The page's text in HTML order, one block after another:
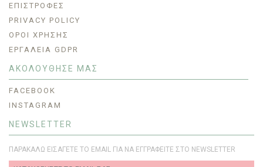
ΕΠΙΣΤΡΟΦΈΣ
PRIVACY POLICY
ΟΡΟΙ ΧΡΗΣΗΣ
ΕΡΓΑΛΕΊΑ GDPR
ΑΚΟΛΟΥΘΗΣΕ ΜΑΣ
FACEBOOK
INSTAGRAM
NEWSLETTER
ΠΑΡΑΚΑΛΏ ΕΙΣΆΓΕΤΕ ΤΟ EMAIL ΓΙΑ ΝΑ ΕΓΓΡΑΦΕΊΤΕ ΣΤΟ NEWSLETTER